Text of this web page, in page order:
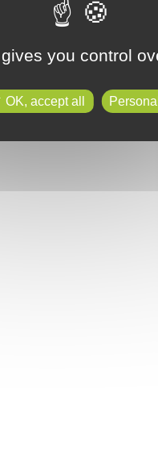
you control
OK, accept all